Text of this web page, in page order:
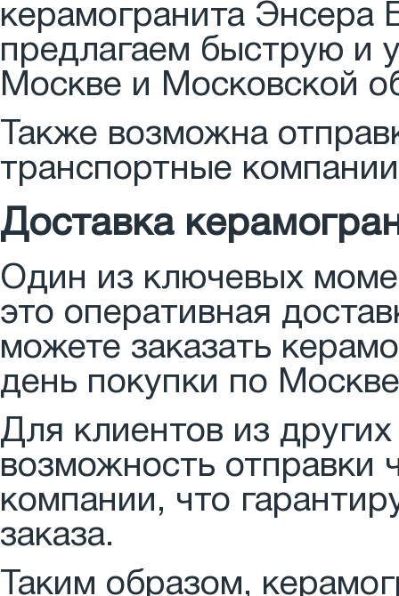
керамогранита
предлагаем быструю и
Москве и Московской
Также возможна
транспортные
Доставка
Один из ключевых
это оперативная
можете заказать
день покупки по
Для клиентов из
возможность отправки
компании, что
заказа.
Таким образом,